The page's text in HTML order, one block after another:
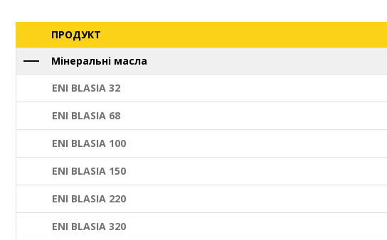
ПРОДУКТ
Мінеральні масла
ENI BLASIA 32
ENI BLASIA 68
ENI BLASIA 100
ENI BLASIA 150
ENI BLASIA 220
ENI BLASIA 320